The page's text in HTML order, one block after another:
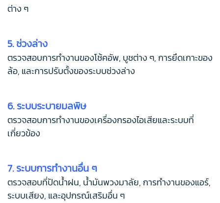
ต่าง ๆ
5. ช่วงล่าง
ตรวจสอบการทำงานของโช้คอัพ, บูชต่าง ๆ, การยึดเกาะของ
ล้อ, และการปรับตั้งของระบบช่วงล่าง
6. ระบบระบายมลพิษ
ตรวจสอบการทำงานของเครื่องกรองไอเสียและระบบที่
เกี่ยวข้อง
7. ระบบการทำงานอื่น ๆ
ตรวจสอบที่ปัดน้ำฝน, น้ำมันพวงมาลัย, การทำงานของแอร์,
ระบบเสียง, และอุปกรณ์เสริมอื่น ๆ